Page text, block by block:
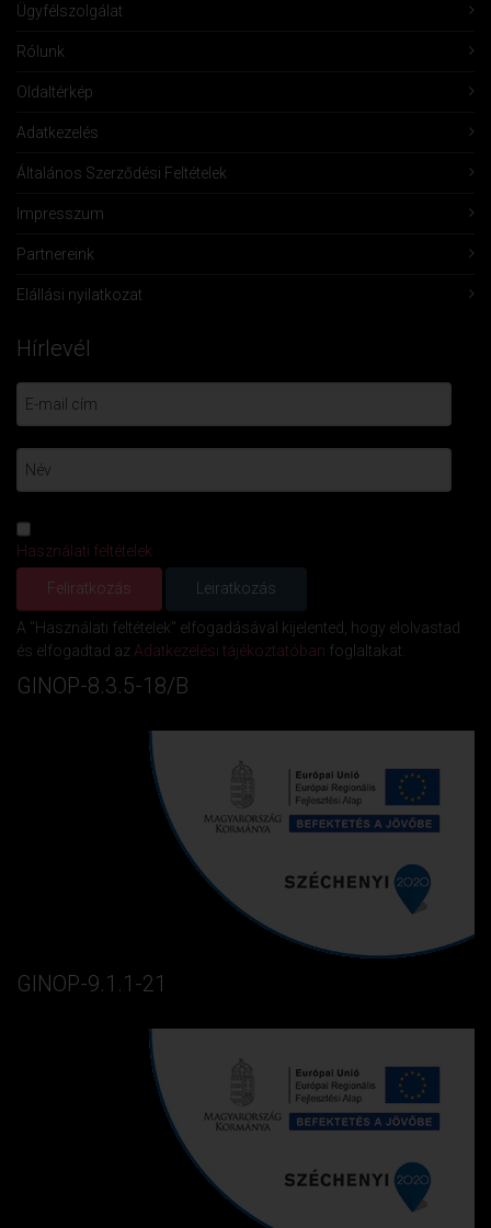
Ügyfélszolgálat
Rólunk
Oldaltérkép
Adatkezelés
Általános Szerződési Feltételek
Impresszum
Partnereink
Elállási nyilatkozat
Hírlevél
Használati feltételek
A "Használati feltételek" elfogadásával kijelented, hogy elolvastad
és elfogadtad az Adatkezelési tájékoztatóban foglaltakat.
GINOP-8.3.5-18/B
GINOP-9.1.1-21